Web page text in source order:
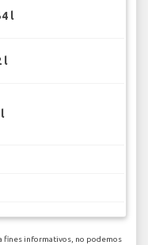
l
l
fines informativos, no podemos